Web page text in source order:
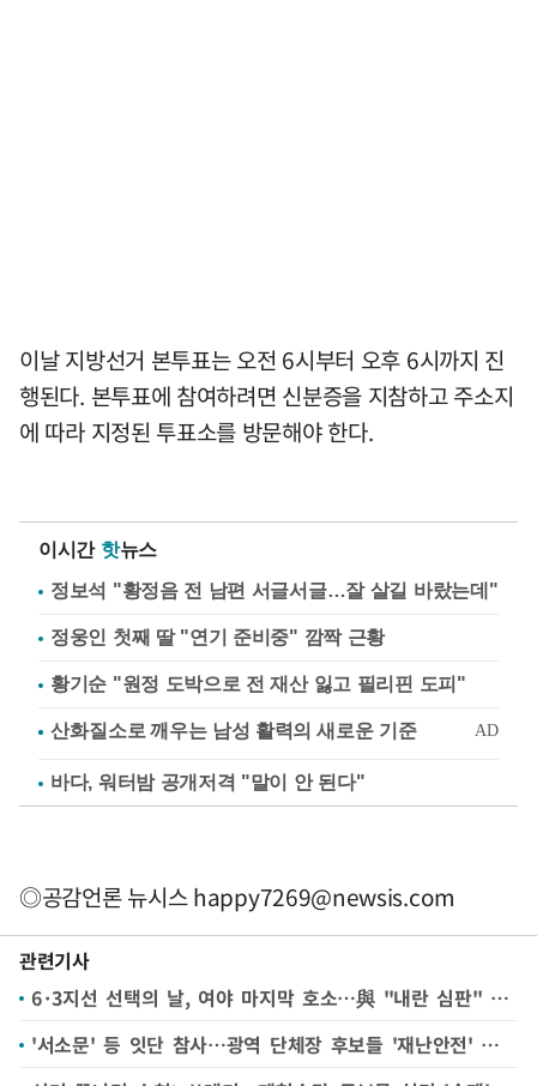
이날 지방선거 본투표는 오전 6시부터 오후 6시까지 진
행된다. 본투표에 참여하려면 신분증을 지참하고 주소지
에 따라 지정된 투표소를 방문해야 한다.
이시간 핫뉴스
정보석 "황정음 전 남편 서글서글…잘 살길 바랐는데"
정웅인 첫째 딸 "연기 준비중" 깜짝 근황
황기순 "원정 도박으로 전 재산 잃고 필리핀 도피"
바다, 워터밤 공개저격 "말이 안 된다"
◎공감언론 뉴시스happy7269@newsis.com
관련기사
6·3지선 선택의 날, 여야 마지막 호소…與 "내란 심판" 野 "정권 심판"
'서소문' 등 잇단 참사…광역 단체장 후보들 '재난안전' 공약은